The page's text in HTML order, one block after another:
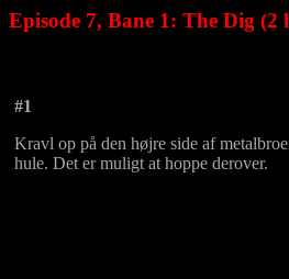
Episode 7, Bane 1: The Dig (2
#1
Kravl op på den højre side af
hule. Det er muligt at hoppe derover.